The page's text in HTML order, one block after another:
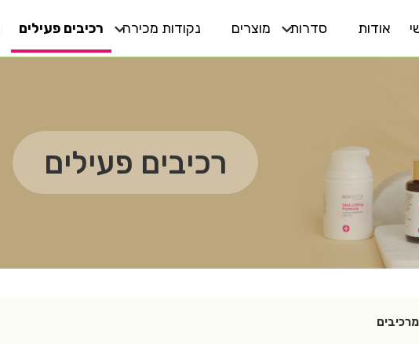
אודות סדרות
אנטי אייגינג
לכל סוגי העור
מוצרים נקודות מכירה רכיבים פעילים
רכיבים פעילים
מרכיבים